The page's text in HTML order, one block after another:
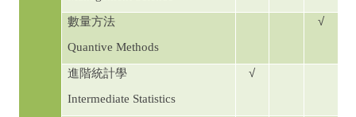
數量方法
Quantive Methods
√
進階統計學
Intermediate Statistics
√